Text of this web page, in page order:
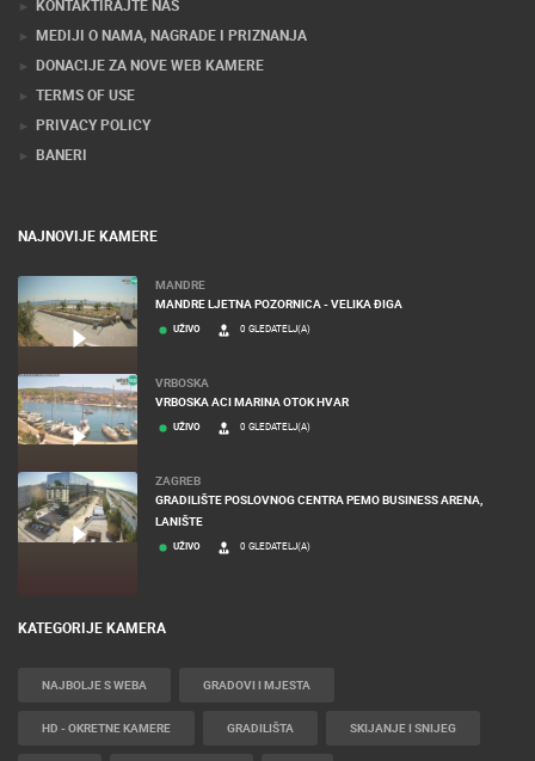
KONTAKTIRAJTE NAS
MEDIJI O NAMA, NAGRADE I PRIZNANJA
DONACIJE ZA NOVE WEB KAMERE
TERMS OF USE
PRIVACY POLICY
BANERI
NAJNOVIJE KAMERE
MANDRE
MANDRE LJETNA POZORNICA - VELIKA ĐIGA
UŽIVO 0 GLEDATELJ(A)
VRBOSKA
VRBOSKA ACI MARINA OTOK HVAR
UŽIVO 0 GLEDATELJ(A)
ZAGREB
GRADILIŠTE POSLOVNOG CENTRA PEMO BUSINESS ARENA,
LANIŠTE
UŽIVO 0 GLEDATELJ(A)
KATEGORIJE KAMERA
NAJBOLJE S WEBA GRADOVI I MJESTA
HD - OKRETNE KAMERE GRADILIŠTA SKIJANJE I SNIJEG